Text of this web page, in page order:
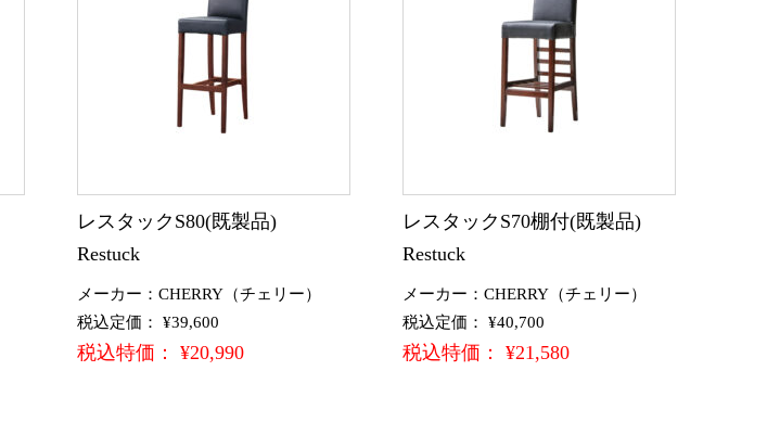
レスタックS80(既製品)
Restuck
メーカー：CHERRY（チェリー）
税込定価： ¥39,600
税込特価： ¥20,990
レスタックS70棚付(既製品)
Restuck
メーカー：CHERRY（チェリー）
税込定価： ¥40,700
税込特価： ¥21,580